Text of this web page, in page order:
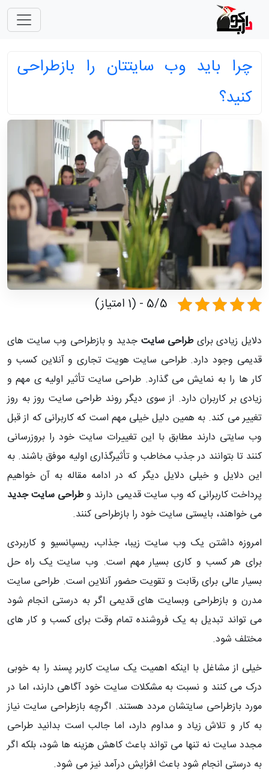
چرا باید وب سایتتان را بازطراحی
کنید؟
5/5 - (1 امتیاز)
دلایل زیادی برایطراحی سایت جدید و بازطراحی وب سایت های
قدیمی وجود دارد. طراحی سایت هویت تجاری و آنلاین کسب و
کار ها را به نمایش می گذارد. طراحی سایت تأثیر اولیه ی مهم و
زیادی بر کاربران دارد. از سوی دیگر روند طراحی سایت روز به روز
تغییر می کند. به همین دلیل خیلی مهم است که کاربرانی که از قبل
وب سایتی دارند مطابق با این تغییرات سایت خود را بروزرسانی
کنند تا بتوانند در جذب مخاطب و تأثیرگذاری اولیه موفق باشند. به
این دلایل و خیلی دلایل دیگر که در ادامه مقاله به آن خواهیم
پرداخت کاربرانی که وب سایت قدیمی دارند وطراحی سایت جدید
می خواهند، بایستی سایت خود را بازطراحی کنند.
امروزه داشتن یک وب سایت زیبا، جذاب، ریسپانسیو و کاربردی
برای هر کسب و کاری بسیار مهم است. وب سایت یک راه حل
بسیار عالی برای رقابت و تقویت حضور آنلاین است. طراحی سایت
مدرن و بازطراحی وبسایت های قدیمی اگر به درستی انجام شود
می تواند تبدیل به یک فروشنده تمام وقت برای کسب و کار های
مختلف شود.
خیلی از مشاغل با اینکه اهمیت یک سایت کاربر پسند را به خوبی
درک می کنند و نسبت به مشکلات سایت خود آگاهی دارند، اما در
مورد بازطراحی سایتشان مردد هستند. اگرچه بازطراحی سایت نیاز
به کار و تلاش زیاد و مداوم دارد، اما جالب است بدانید طراحی
مجدد سایت نه تنها می تواند باعث کاهش هزینه ها شود، بلکه اگر
به درستی انجام شود باعث افزایش درآمد نیز می شود.